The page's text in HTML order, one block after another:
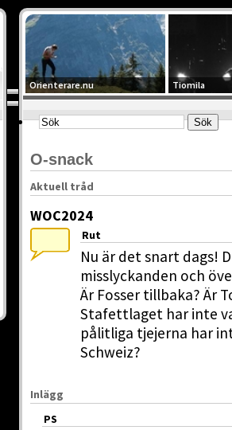
Orienterare.nu Tiomila
O-snack
Aktuell tråd
WOC2024
Rut
Nu är det snart dags!
misslyckanden och
Är Fosser tillbaka? Är
Stafettlaget har inte
pålitliga tjejerna har
Schweiz?
Inlägg
PS